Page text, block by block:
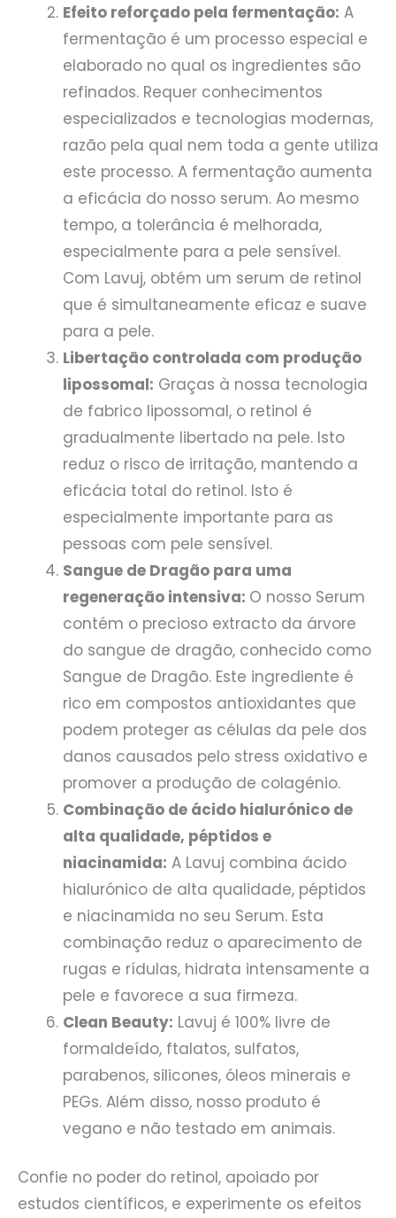
Efeito reforçado pela fermentação: A
fermentação é um processo especial e
elaborado no qual os ingredientes são
refinados. Requer conhecimentos
especializados e tecnologias modernas,
razão pela qual nem toda a gente utiliza
este processo. A fermentação aumenta
a eficácia do nosso serum. Ao mesmo
tempo, a tolerância é melhorada,
especialmente para a pele sensível.
Com Lavuj, obtém um serum de retinol
que é simultaneamente eficaz e suave
para a pele.
Libertação controlada com produção
lipossomal: Graças à nossa tecnologia
de fabrico lipossomal, o retinol é
gradualmente libertado na pele. Isto
reduz o risco de irritação, mantendo a
eficácia total do retinol. Isto é
especialmente importante para as
pessoas com pele sensível.
Sangue de Dragão para uma
regeneração intensiva: O nosso Serum
contém o precioso extracto da árvore
do sangue de dragão, conhecido como
Sangue de Dragão. Este ingrediente é
rico em compostos antioxidantes que
podem proteger as células da pele dos
danos causados pelo stress oxidativo e
promover a produção de colagénio.
Combinação de ácido hialurónico de
alta qualidade, péptidos e
niacinamida: A Lavuj combina ácido
hialurónico de alta qualidade, péptidos
e niacinamida no seu Serum. Esta
combinação reduz o aparecimento de
rugas e rídulas, hidrata intensamente a
pele e favorece a sua firmeza.
Clean Beauty: Lavuj é 100% livre de
formaldeído, ftalatos, sulfatos,
parabenos, silicones, óleos minerais e
PEGs. Além disso, nosso produto é
vegano e não testado em animais.
Confie no poder do retinol, apoiado por
estudos científicos, e experimente os efeitos